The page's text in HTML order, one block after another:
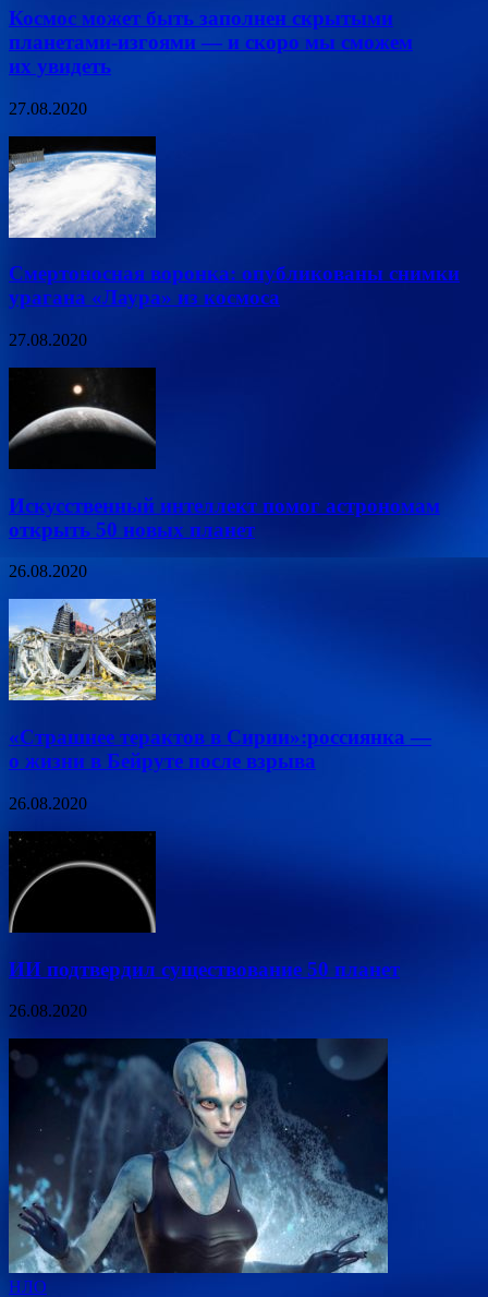
Космос может быть заполнен скрытыми
планетами-изгоями — и скоро мы сможем
их увидеть
27.08.2020
Смертоносная воронка: опубликованы снимки
урагана «Лаура» из космоса
27.08.2020
Искусственный интеллект помог астрономам
открыть 50 новых планет
26.08.2020
«Страшнее терактов в Сирии»:россиянка —
о жизни в Бейруте после взрыва
26.08.2020
ИИ подтвердил существование 50 планет
26.08.2020
НЛО